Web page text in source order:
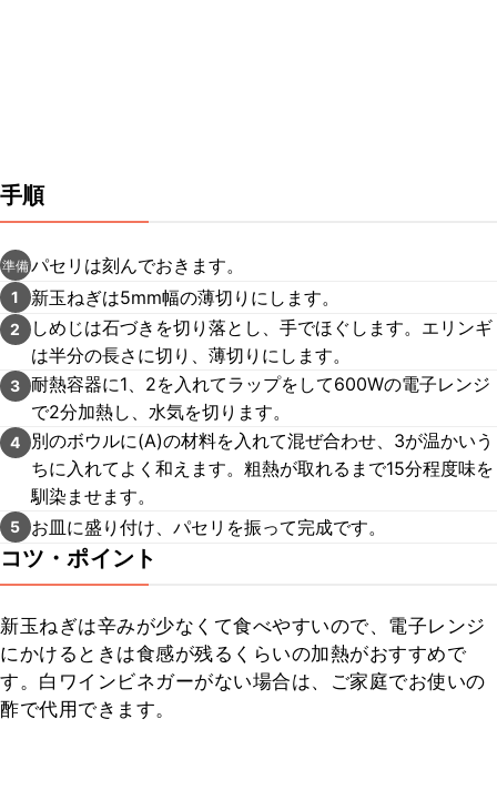
手順
準備パセリは刻んでおきます。
1 新玉ねぎは5mm幅の薄切りにします。
2
しめじは石づきを切り落とし、手でほぐします。エリンギ
は半分の長さに切り、薄切りにします。
3 耐熱容器に1、2を入れてラップをして600Wの電子レンジ
で2分加熱し、水気を切ります。
4
別のボウルに(A)の材料を入れて混ぜ合わせ、3が温かいう
ちに入れてよく和えます。粗熱が取れるまで15分程度味を
馴染ませます。
5 お皿に盛り付け、パセリを振って完成です。
コツ・ポイント
新玉ねぎは辛みが少なくて食べやすいので、電子レンジ
にかけるときは食感が残るくらいの加熱がおすすめで
す。白ワインビネガーがない場合は、ご家庭でお使いの
酢で代用できます。